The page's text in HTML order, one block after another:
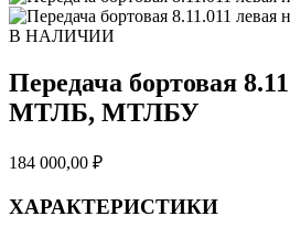
В НАЛИЧИИ
Передача бортовая
МТЛБ, МТЛБУ
184 000,00 ₽
ХАРАКТЕРИСТИКИ